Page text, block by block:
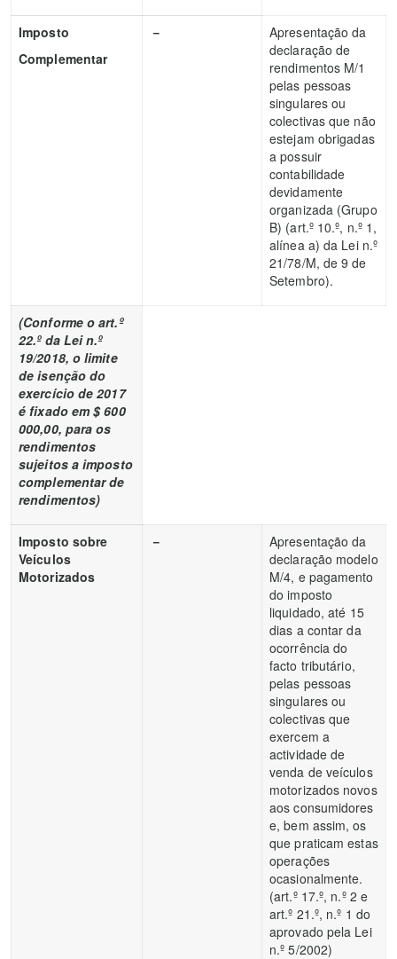
Imposto
Complementar
－
Apresentação da
declaração de
rendimentos M/1
pelas pessoas
singulares ou
colectivas que não
estejam obrigadas
a possuir
contabilidade
devidamente
organizada (Grupo
B) (art.º 10.º, n.º 1,
alínea a) da Lei n.º
21/78/M, de 9 de
Setembro).
(Conforme o art.º
22.º da Lei n.º
19/2018, o limite
de isenção do
exercício de 2017
é fixado em $ 600
000,00, para os
rendimentos
sujeitos a imposto
complementar de
rendimentos)
Imposto sobre
Veículos
Motorizados
－
Apresentação da
declaração modelo
M/4, e pagamento
do imposto
liquidado, até 15
dias a contar da
ocorrência do
facto tributário,
pelas pessoas
singulares ou
colectivas que
exercem a
actividade de
venda de veículos
motorizados novos
aos consumidores
e, bem assim, os
que praticam estas
operações
ocasionalmente.
(art.º 17.º, n.º 2 e
art.º 21.º, n.º 1 do
aprovado pela Lei
n.º 5/2002)